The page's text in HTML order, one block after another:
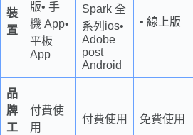
裝
置
版• 手
機 App•
平板
App
Spark 全
系列ios•
Adobe
post
Android
• 線上版
品
牌
工
付費使
用
付費使用 免費使用